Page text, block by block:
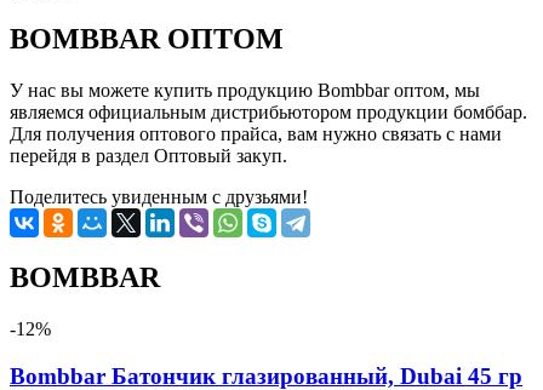
BOMBBAR ОПТОМ
У нас вы можете купить продукцию Bombbar оптом, мы
являемся официальным дистрибьютором продукции бомббар.
Для получения оптового прайса, вам нужно связать с нами
перейдя в раздел Оптовый закуп.
Поделитесь увиденным с друзьями!
BOMBBAR
-12%
Bombbar Батончик глазированный, Dubai 45 гр